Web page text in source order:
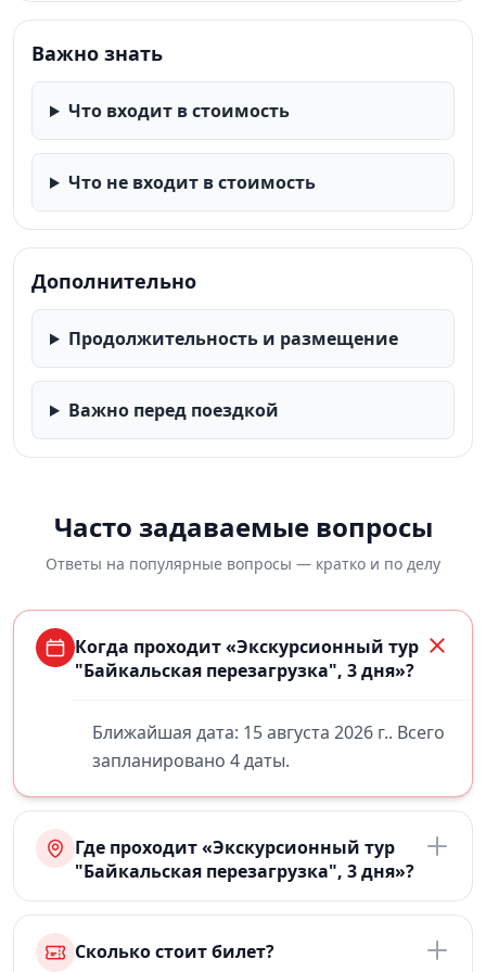
Важно знать
Что входит в стоимость
Что не входит в стоимость
Дополнительно
Продолжительность и размещение
Важно перед поездкой
Часто задаваемые вопросы
Ответы на популярные вопросы — кратко и по делу
Когда проходит «Экскурсионный тур
"Байкальская перезагрузка", 3 дня»?
Ближайшая дата: 15 августа 2026 г.. Всего
запланировано 4 даты.
Где проходит «Экскурсионный тур
"Байкальская перезагрузка", 3 дня»?
Сколько стоит билет?